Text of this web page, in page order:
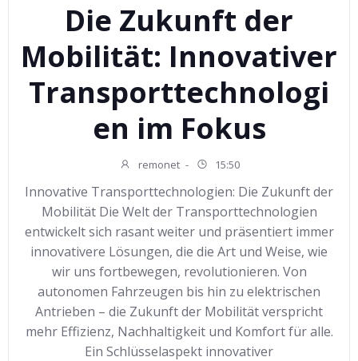
Die Zukunft der
Mobilität: Innovativer
Transporttechnologi
en im Fokus
remonet - 15:50
Innovative Transporttechnologien: Die Zukunft der
Mobilität Die Welt der Transporttechnologien
entwickelt sich rasant weiter und präsentiert immer
innovativere Lösungen, die die Art und Weise, wie
wir uns fortbewegen, revolutionieren. Von
autonomen Fahrzeugen bis hin zu elektrischen
Antrieben – die Zukunft der Mobilität verspricht
mehr Effizienz, Nachhaltigkeit und Komfort für alle.
Ein Schlüsselaspekt innovativer